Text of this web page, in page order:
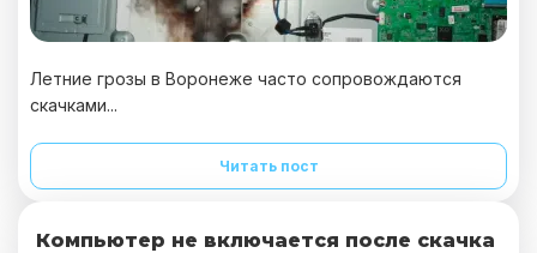
Летние грозы в Воронеже часто сопровождаются
скачками...
Читать пост
Компьютер не включается после скачка